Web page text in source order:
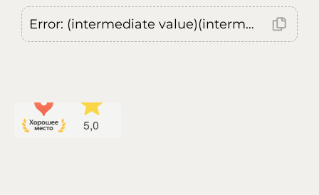
Error: (intermediate value)(intermediate value)(intermediate value).replaceAll is not a function